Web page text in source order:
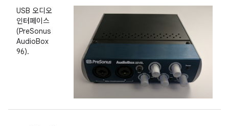
USB 오디오
인터페이스
(PreSonus
AudioBox
96).